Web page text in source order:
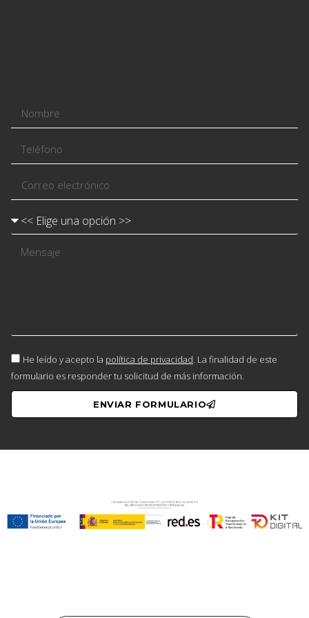
He leído y acepto la política de privacidad. La finalidad de este
formulario es responder tu solicitud de más información.
ENVIAR FORMULARIO